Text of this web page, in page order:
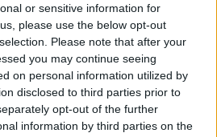
or sensitive information for
please use the below opt-out
Please note that after your
you may continue seeing
on personal information utilized by
disclosed to third parties prior to
opt-out of the further
information by third parties on the
vár a Demeter Szilárd
Alapítványra, a
pedig megszüntetik a